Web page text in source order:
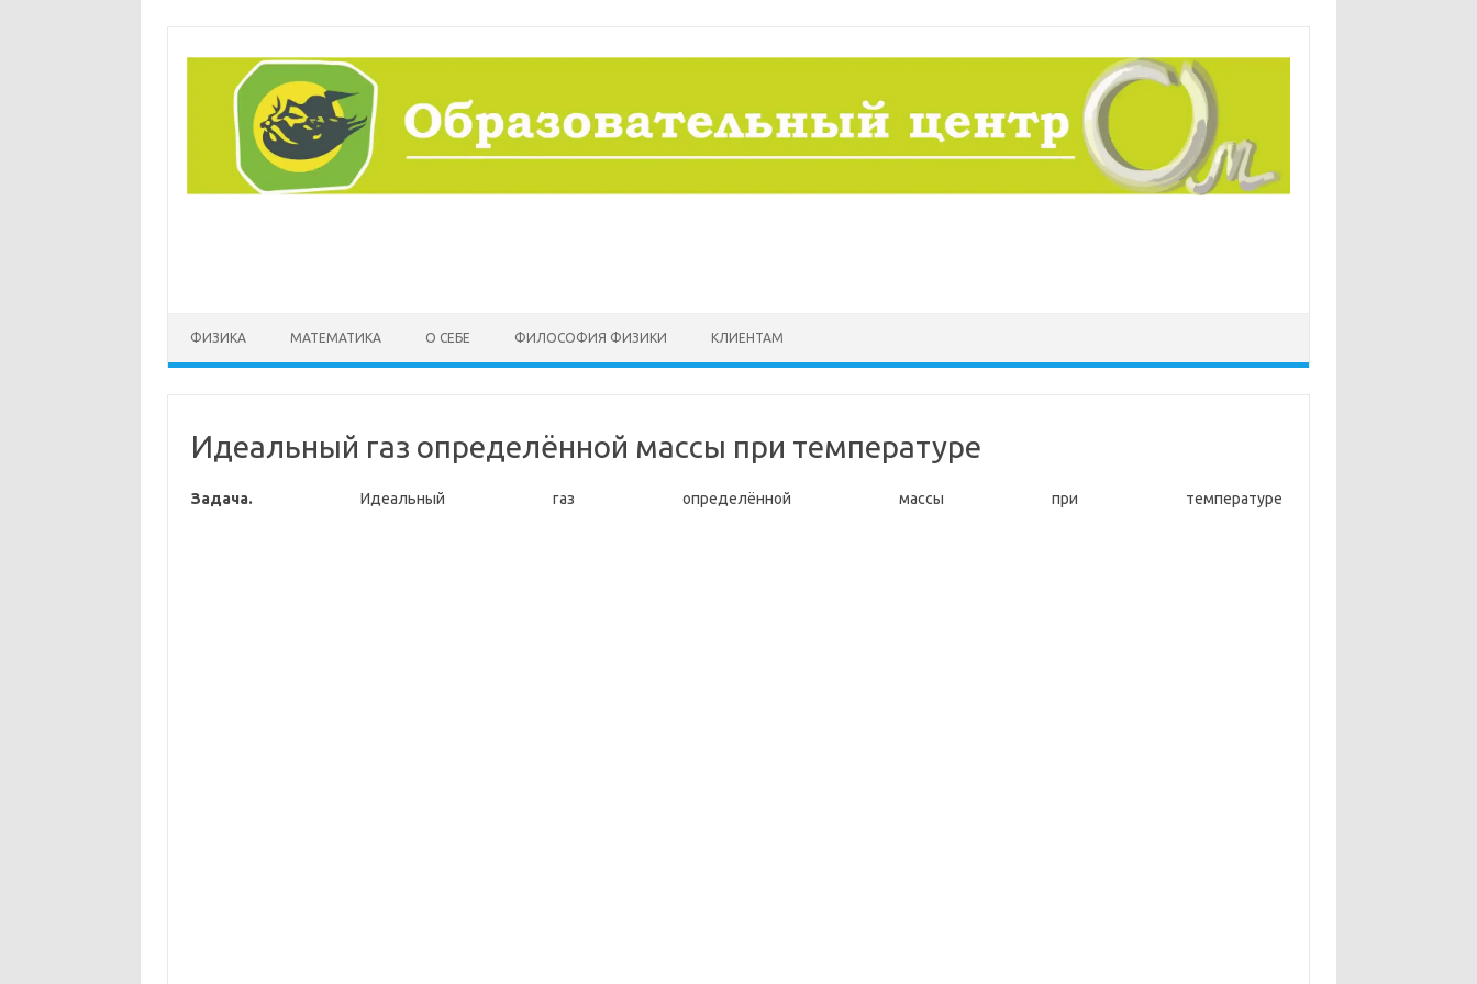
содержимому
ФИЗИКА МАТЕМАТИКА О СЕБЕ ФИЛОСОФИЯ ФИЗИКИ КЛИЕНТАМ
Идеальный газ определённой массы при температуре
Задача. Идеальный газ определённой массы при температуре